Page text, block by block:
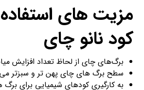
مزیت های
کود نانو چای
برگ‌های چای از لحاظ تعداد افزایش
سطح برگ های چای پهن تر و سبزتر